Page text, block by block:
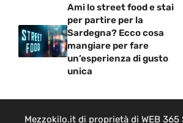
Ami lo street food e stai
per partire per la
Sardegna? Ecco cosa
mangiare per fare
un’esperienza di gusto
unica
Mezzokilo.it di proprietà di WEB 365